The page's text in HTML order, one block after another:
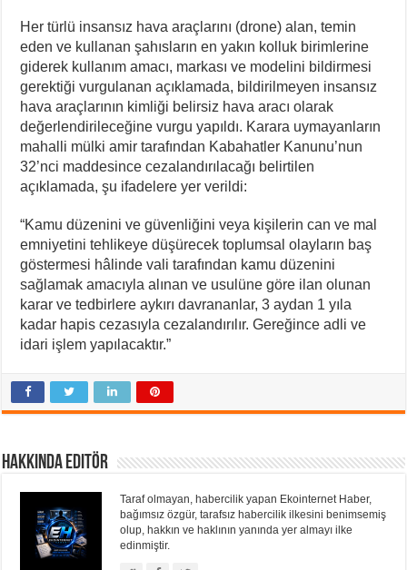
Her türlü insansız hava araçlarını (drone) alan, temin
eden ve kullanan şahısların en yakın kolluk birimlerine
giderek kullanım amacı, markası ve modelini bildirmesi
gerektiği vurgulanan açıklamada, bildirilmeyen insansız
hava araçlarının kimliği belirsiz hava aracı olarak
değerlendirileceğine vurgu yapıldı. Karara uymayanların
mahalli mülki amir tarafından Kabahatler Kanunu’nun
32’nci maddesince cezalandırılacağı belirtilen
açıklamada, şu ifadelere yer verildi:
“Kamu düzenini ve güvenliğini veya kişilerin can ve mal
emniyetini tehlikeye düşürecek toplumsal olayların baş
göstermesi hâlinde vali tarafından kamu düzenini
sağlamak amacıyla alınan ve usulüne göre ilan olunan
karar ve tedbirlere aykırı davrananlar, 3 aydan 1 yıla
kadar hapis cezasıyla cezalandırılır. Gereğince adli ve
idari işlem yapılacaktır.”
Hakkında Editör
Taraf olmayan, habercilik yapan Ekointernet Haber,
bağımsız özgür, tarafsız habercilik ilkesini benimsemiş
olup, hakkın ve haklının yanında yer almayı ilke
edinmiştir.